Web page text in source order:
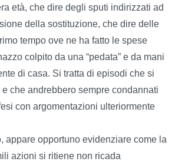
età, che dire degli sputi indirizzati ad
della sostituzione, che dire delle
tempo ove ne ha fatto le spese
colpito da una “pedata” e da mani
di casa. Si tratta di episodi che si
che andrebbero sempre condannati
con argomentazioni ulteriormente
appare opportuno evidenziare come la
azioni si ritiene non ricada